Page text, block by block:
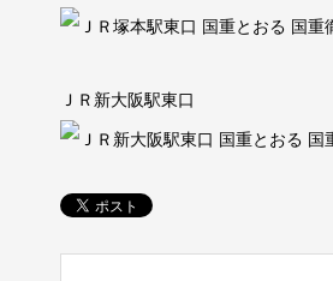
ＪＲ新大阪駅東口